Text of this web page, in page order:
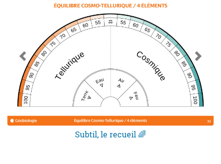
Subtil, le recueil 🌈